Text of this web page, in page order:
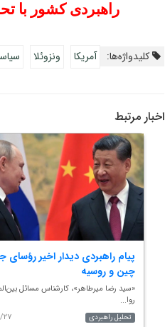
راهبردی کشور با
کلیدواژه‌ها: آمریکا ونزوئلا
اخبار مرتبط
پیام‌ راهبردی دیدار اخیر رؤسای
چین و روسیه
«سید رضا میرطاهر»، کارشناس مسائل
روا...
تحلیل راهبردی